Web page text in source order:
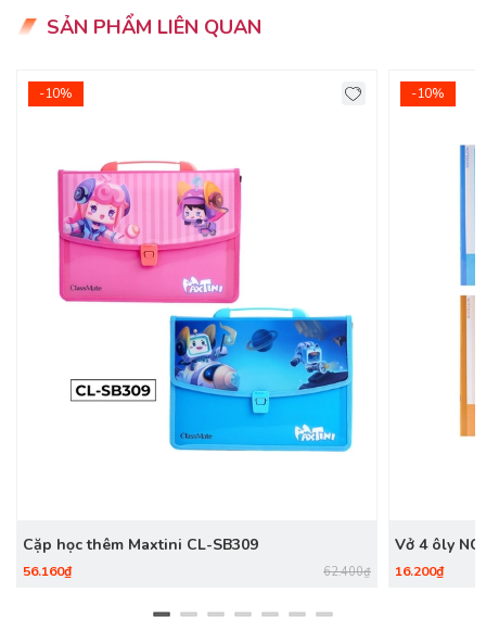
ƯU ĐIỂM CỦA SẢN PHẨM
- Sản phẩm thước bộ Classmate là hàng Việt nam.
- Phân vạch, dòng kẻ đậm rõ dàng được in phun bằng công
nghệ laze nên không mờ dòng kẻ khi có tác động chầy
xước lên sản phẩm, ngoài ra còn được phủ bóng bằng
công nghệ Nano giúp nhìn dõ nét phân vạch hơn rất nhiều
và chống xước cao.
- Được sử dụng nhiều trong các trường học....
HƯỚNG DẪN BẢO QUẢN
- Khi sử dụng xong nên cất gọn vào túi đựng, tránh gãy
SẢN PHẨM LIÊN QUAN
-10%
Cặp học thêm Maxtini CL-SB309
56.160₫ 62.400₫
-10%
Vở
16.200₫